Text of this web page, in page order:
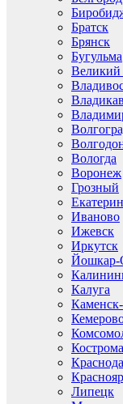
Братск
Брянск
Бугульма
Великий
Вологда
Воронеж
Грозный
Иваново
Ижевск
Иркутск
Йошкар-
Калуга
Кострома
Липецк